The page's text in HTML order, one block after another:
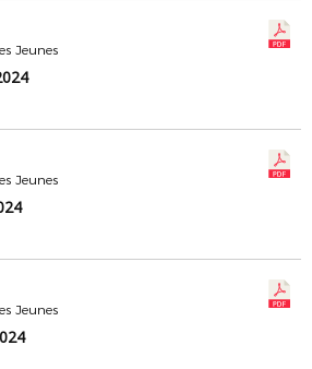
Jeunes
Jeunes
Jeunes